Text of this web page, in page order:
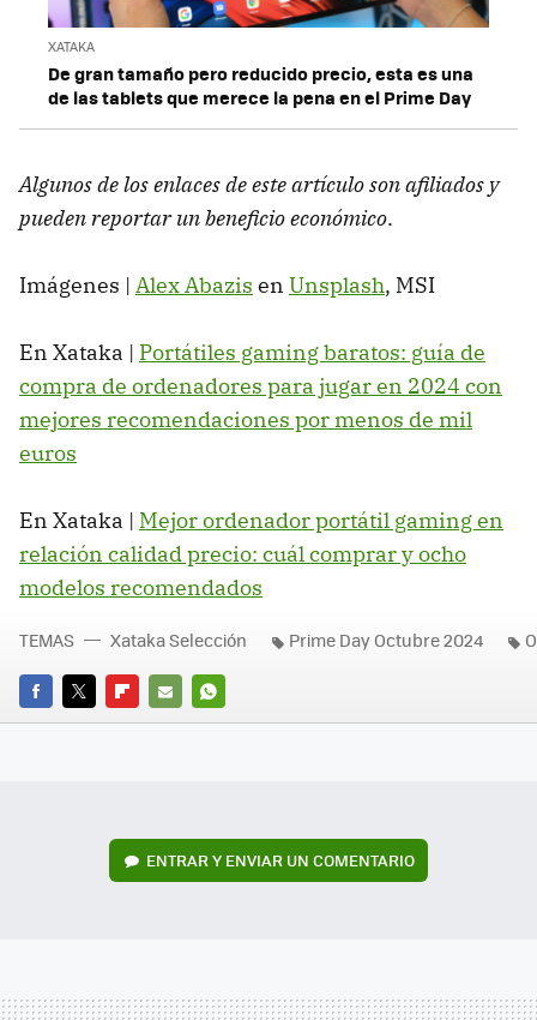
XATAKA
De gran tamaño pero reducido precio, esta es una
de las tablets que merece la pena en el Prime Day
Algunos de los enlaces de este artículo son afiliados y
pueden reportar un beneficio económico.
Imágenes | Alex Abazis en Unsplash, MSI
En Xataka | Portátiles gaming baratos: guía de
compra de ordenadores para jugar en 2024 con
mejores recomendaciones por menos de mil
euros
En Xataka | Mejor ordenador portátil gaming en
relación calidad precio: cuál comprar y ocho
modelos recomendados
FACEBOOK
TWITTERFLIPBOARD
E-
WHATSAPP
TEMAS Xataka Selección Prime Day Octubre 2024
ENTRAR Y ENVIAR UN COMENTARIO